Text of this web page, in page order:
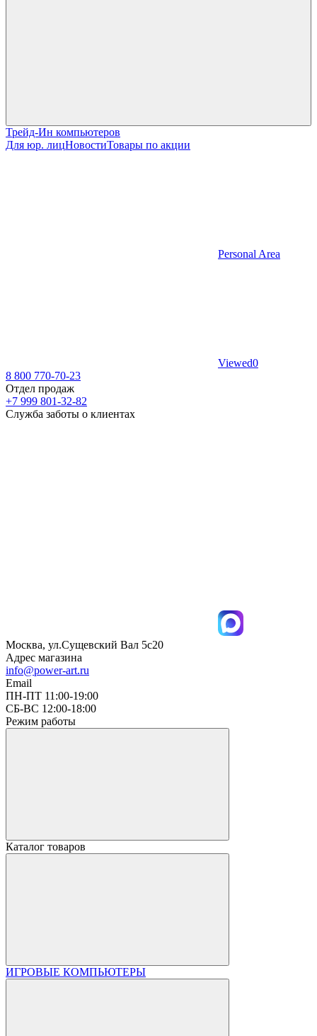
Трейд-Ин компьютеров
Для юр. лицНовостиТовары по акции
Personal Area
Viewed0
8 800 770-70-23
Отдел продаж
+7 999 801-32-82
Служба заботы о клиентах
Москва, ул.Сущевский Вал 5с20
Адрес магазина
info@power-art.ru
Email
ПН-ПТ 11:00-19:00
СБ-ВС 12:00-18:00
Режим работы
Каталог товаров
ИГРОВЫЕ КОМПЬЮТЕРЫ